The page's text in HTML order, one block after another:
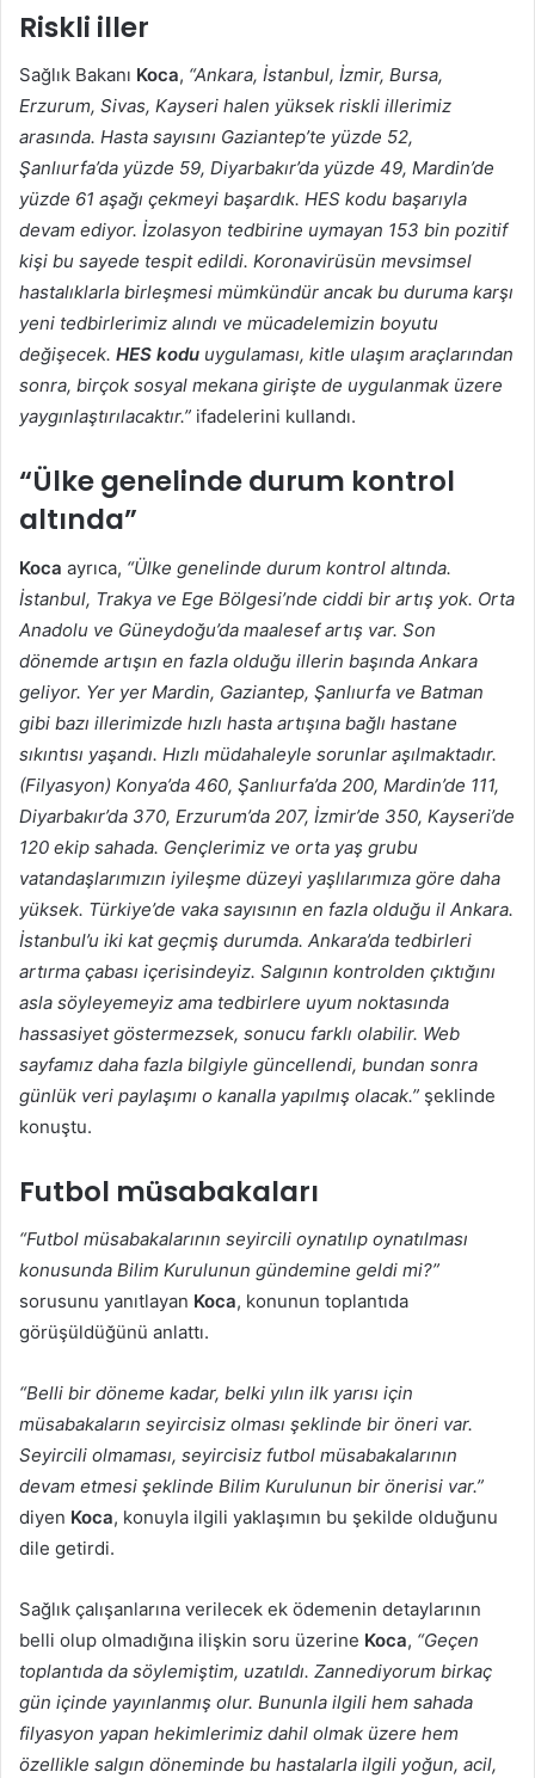
Riskli iller
Sağlık Bakanı Koca, “Ankara, İstanbul, İzmir, Bursa,
Erzurum, Sivas, Kayseri halen yüksek riskli illerimiz
arasında. Hasta sayısını Gaziantep’te yüzde 52,
Şanlıurfa’da yüzde 59, Diyarbakır’da yüzde 49, Mardin’de
yüzde 61 aşağı çekmeyi başardık. HES kodu başarıyla
devam ediyor. İzolasyon tedbirine uymayan 153 bin pozitif
kişi bu sayede tespit edildi. Koronavirüsün mevsimsel
hastalıklarla birleşmesi mümkündür ancak bu duruma karşı
yeni tedbirlerimiz alındı ve mücadelemizin boyutu
değişecek. HES kodu uygulaması, kitle ulaşım araçlarından
sonra, birçok sosyal mekana girişte de uygulanmak üzere
yaygınlaştırılacaktır.” ifadelerini kullandı.
“Ülke genelinde durum kontrol
altında”
Koca ayrıca, “Ülke genelinde durum kontrol altında.
İstanbul, Trakya ve Ege Bölgesi’nde ciddi bir artış yok. Orta
Anadolu ve Güneydoğu’da maalesef artış var. Son
dönemde artışın en fazla olduğu illerin başında Ankara
geliyor. Yer yer Mardin, Gaziantep, Şanlıurfa ve Batman
gibi bazı illerimizde hızlı hasta artışına bağlı hastane
sıkıntısı yaşandı. Hızlı müdahaleyle sorunlar aşılmaktadır.
(Filyasyon) Konya’da 460, Şanlıurfa’da 200, Mardin’de 111,
Diyarbakır’da 370, Erzurum’da 207, İzmir’de 350, Kayseri’de
120 ekip sahada. Gençlerimiz ve orta yaş grubu
vatandaşlarımızın iyileşme düzeyi yaşlılarımıza göre daha
yüksek. Türkiye’de vaka sayısının en fazla olduğu il Ankara.
İstanbul’u iki kat geçmiş durumda. Ankara’da tedbirleri
artırma çabası içerisindeyiz. Salgının kontrolden çıktığını
asla söyleyemeyiz ama tedbirlere uyum noktasında
hassasiyet göstermezsek, sonucu farklı olabilir. Web
sayfamız daha fazla bilgiyle güncellendi, bundan sonra
günlük veri paylaşımı o kanalla yapılmış olacak.” şeklinde
konuştu.
Futbol müsabakaları
“Futbol müsabakalarının seyircili oynatılıp oynatılması
konusunda Bilim Kurulunun gündemine geldi mi?”
sorusunu yanıtlayan Koca, konunun toplantıda
görüşüldüğünü anlattı.
“Belli bir döneme kadar, belki yılın ilk yarısı için
müsabakaların seyircisiz olması şeklinde bir öneri var.
Seyircili olmaması, seyircisiz futbol müsabakalarının
devam etmesi şeklinde Bilim Kurulunun bir önerisi var.”
diyen Koca, konuyla ilgili yaklaşımın bu şekilde olduğunu
dile getirdi.
Sağlık çalışanlarına verilecek ek ödemenin detaylarının
belli olup olmadığına ilişkin soru üzerine Koca, “Geçen
toplantıda da söylemiştim, uzatıldı. Zannediyorum birkaç
gün içinde yayınlanmış olur. Bununla ilgili hem sahada
filyasyon yapan hekimlerimiz dahil olmak üzere hem
özellikle salgın döneminde bu hastalarla ilgili yoğun, acil,